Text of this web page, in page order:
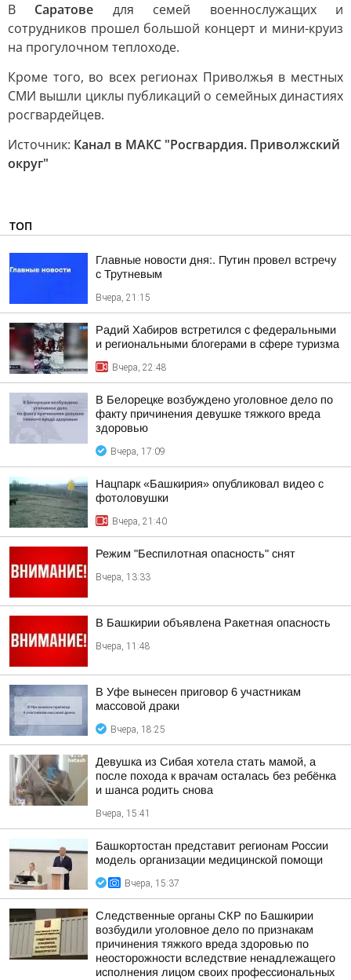
В Саратове для семей военнослужащих и
сотрудников прошел большой концерт и мини-круиз
на прогулочном теплоходе.
Кроме того, во всех регионах Приволжья в местных
СМИ вышли циклы публикаций о семейных династиях
росгвардейцев.
Источник: Канал в МАКС "Росгвардия. Приволжский
округ"
ТОП
Главные новости дня:. Путин провел встречу
с Трутневым
Вчера, 21:15
Радий Хабиров встретился с федеральными
и региональными блогерами в сфере туризма
Вчера, 22:48
В Белорецке возбуждено уголовное дело по
факту причинения девушке тяжкого вреда
здоровью
Вчера, 17:09
Нацпарк «Башкирия» опубликовал видео с
фотоловушки
Вчера, 21:40
Режим "Беспилотная опасность" снят
Вчера, 13:33
В Башкирии объявлена Ракетная опасность
Вчера, 11:48
В Уфе вынесен приговор 6 участникам
массовой драки
Вчера, 18:25
Девушка из Сибая хотела стать мамой, а
после похода к врачам осталась без ребёнка
и шанса родить снова
Вчера, 15:41
Башкортостан представит регионам России
модель организации медицинской помощи
Вчера, 15:37
Следственные органы СКР по Башкирии
возбудили уголовное дело по признакам
причинения тяжкого вреда здоровью по
неосторожности вследствие ненадлежащего
исполнения лицом своих профессиональных